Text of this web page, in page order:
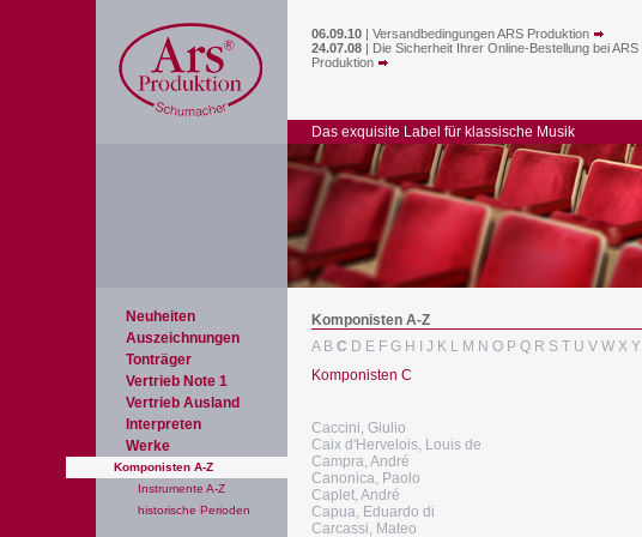
06.09.10 | Versandbedingungen ARS Produktion
24.07.08 | Die Sicherheit Ihrer Online-Bestellung bei ARS
Produktion
Das exquisite Label für klassische Musik
Neuheiten
Auszeichnungen
Tonträger
Vertrieb Note 1
Vertrieb Ausland
Interpreten
Werke
Komponisten A-Z
Instrumente A-Z
historische Perioden
Komponisten A-Z
A B C D E F G H J K L M N O P Q R S T U V W X Y
Komponisten C
Caccini, Giulio
Caix d'Hervelois, Louis de
Campra, André
Canonica, Paolo
Caplet, André
Capua, Eduardo di
Carcassi, Mateo